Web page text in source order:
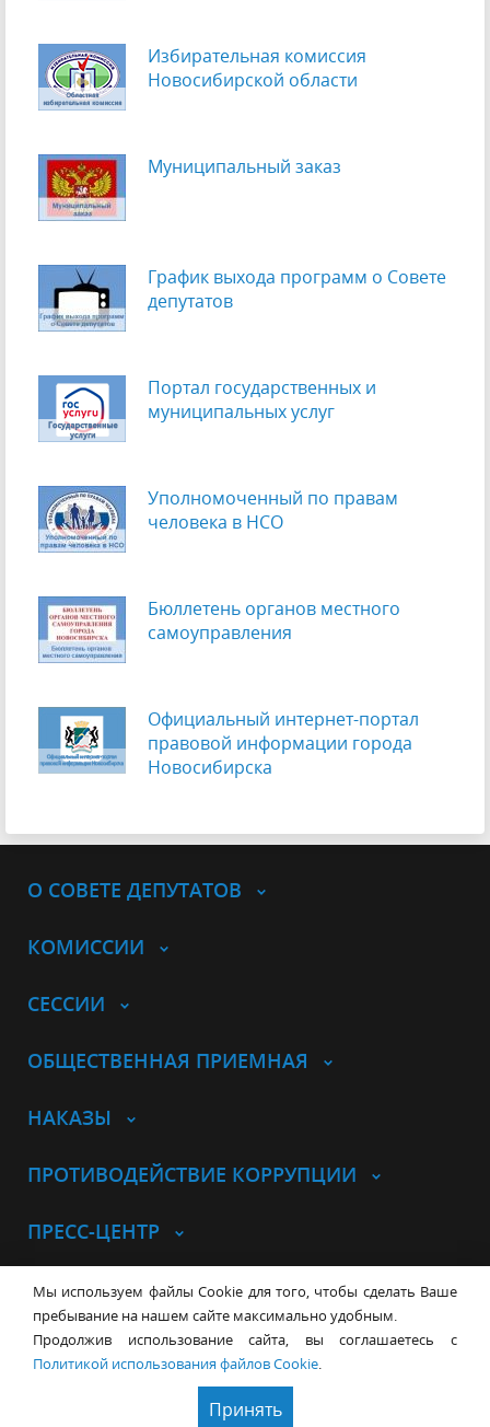
Избирательная комиссия
Новосибирской области
Муниципальный заказ
График выхода программ о Cовете
депутатов
Портал государственных и
муниципальных услуг
Уполномоченный по правам
человека в НСО
Бюллетень органов местного
самоуправления
Официальный интернет-портал
правовой информации города
Новосибирска
О СОВЕТЕ ДЕПУТАТОВ
КОМИССИИ
СЕССИИ
ОБЩЕСТВЕННАЯ ПРИЕМНАЯ
НАКАЗЫ
ПРОТИВОДЕЙСТВИЕ КОРРУПЦИИ
ПРЕСС-ЦЕНТР
© Совет депутатов города
НовосибирскаКонтакты Карта сайта
630099, г. Новосибирск, Красный
проспект, 34
Мы используем файлы Cookie для того, чтобы сделать Ваше
пребывание на нашем сайте максимально удобным.
Продолжив использование сайта, вы соглашаетесь с
Политикой использования файлов Cookie.
Принять